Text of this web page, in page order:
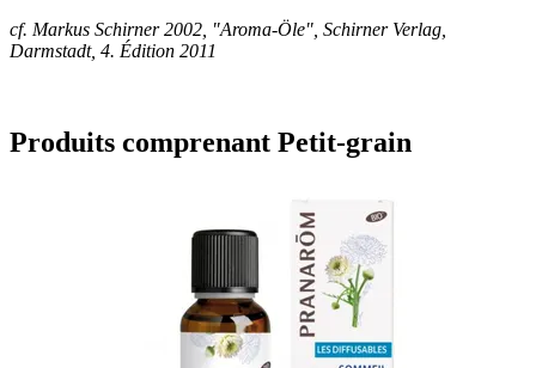
cf. Markus Schirner 2002, "Aroma-Öle", Schirner Verlag,
Darmstadt, 4. Édition 2011
Produits comprenant Petit-grain